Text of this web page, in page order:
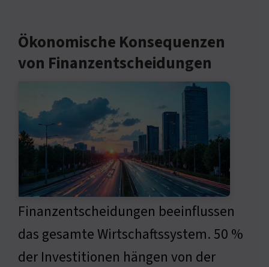
Ökonomische Konsequenzen
von Finanzentscheidungen
Finanzentscheidungen beeinflussen
das gesamte Wirtschaftssystem. 50 %
der Investitionen hängen von der